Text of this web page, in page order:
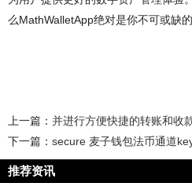
么MathWalletApp绝对是你不可或缺
上一篇： 并进行方便快捷的转账和收
下一篇： secure 麦子钱包法币通道
推荐资讯